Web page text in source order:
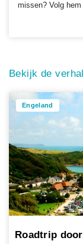
missen? Volg
Bekijk de
Engeland
Roadtrip